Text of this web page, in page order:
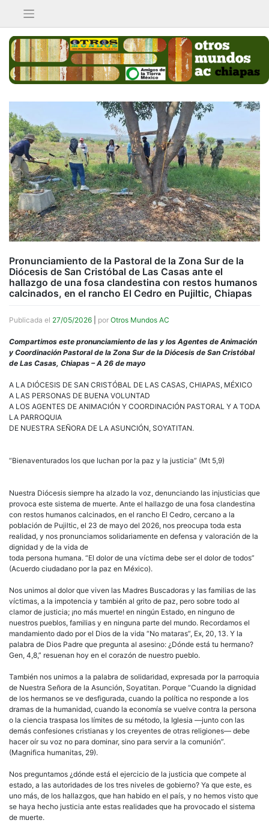
contenido
Pronunciamiento de la Pastoral de la Zona Sur de la
Diócesis de San Cristóbal de Las Casas ante el
hallazgo de una fosa clandestina con restos humanos
calcinados, en el rancho El Cedro en Pujiltic, Chiapas
Publicada el 27/05/2026 por Otros Mundos AC
Compartimos este pronunciamiento de las y los Agentes de Animación
y Coordinación Pastoral de la Zona Sur de la Diócesis de San Cristóbal
de Las Casas, Chiapas – A 26 de mayo
A LA DIÓCESIS DE SAN CRISTÓBAL DE LAS CASAS, CHIAPAS, MÉXICO
A LAS PERSONAS DE BUENA VOLUNTAD
A LOS AGENTES DE ANIMACIÓN Y COORDINACIÓN PASTORAL Y A TODA
LA PARROQUIA
DE NUESTRA SEÑORA DE LA ASUNCIÓN, SOYATITAN.
“Bienaventurados los que luchan por la paz y la justicia” (Mt 5,9)
Nuestra Diócesis siempre ha alzado la voz, denunciando las injusticias que
provoca este sistema de muerte. Ante el hallazgo de una fosa clandestina
con restos humanos calcinados, en el rancho El Cedro, cercano a la
población de Pujiltic, el 23 de mayo del 2026, nos preocupa toda esta
realidad, y nos pronunciamos solidariamente en defensa y valoración de la
dignidad y de la vida de
toda persona humana. “El dolor de una víctima debe ser el dolor de todos”
(Acuerdo ciudadano por la paz en México).
Nos unimos al dolor que viven las Madres Buscadoras y las familias de las
víctimas, a la impotencia y también al grito de paz, pero sobre todo al
clamor de justicia; ¡no más muerte! en ningún Estado, en ninguno de
nuestros pueblos, familias y en ninguna parte del mundo. Recordamos el
mandamiento dado por el Dios de la vida “No mataras”, Ex, 20, 13. Y la
palabra de Dios Padre que pregunta al asesino: ¿Dónde está tu hermano?
Gen, 4,8,” resuenan hoy en el corazón de nuestro pueblo.
También nos unimos a la palabra de solidaridad, expresada por la parroquia
de Nuestra Señora de la Asunción, Soyatitan. Porque “Cuando la dignidad
de los hermanos se ve desfigurada, cuando la política no responde a los
dramas de la humanidad, cuando la economía se vuelve contra la persona
o la ciencia traspasa los límites de su método, la Iglesia —junto con las
demás confesiones cristianas y los creyentes de otras religiones— debe
hacer oír su voz no para dominar, sino para servir a la comunión”.
(Magnifica humanitas, 29).
Nos preguntamos ¿dónde está el ejercicio de la justicia que compete al
estado, a las autoridades de los tres niveles de gobierno? Ya que este, es
uno más, de los hallazgos, que han habido en el país, y no hemos visto que
se haya hecho justicia ante estas realidades que ha provocado el sistema
de muerte.